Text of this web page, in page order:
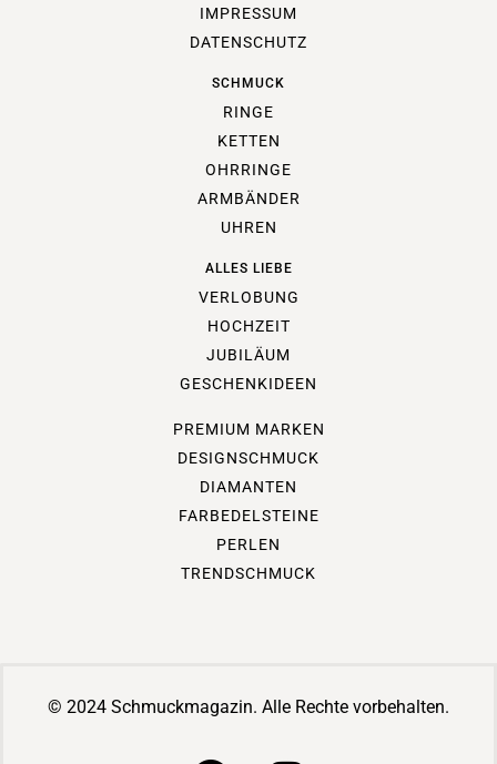
IMPRESSUM
DATENSCHUTZ
SCHMUCK
RINGE
KETTEN
OHRRINGE
ARMBÄNDER
UHREN
ALLES LIEBE
VERLOBUNG
HOCHZEIT
JUBILÄUM
GESCHENKIDEEN
PREMIUM MARKEN
DESIGNSCHMUCK
DIAMANTEN
FARBEDELSTEINE
PERLEN
TRENDSCHMUCK
© 2024 Schmuckmagazin. Alle Rechte vorbehalten.